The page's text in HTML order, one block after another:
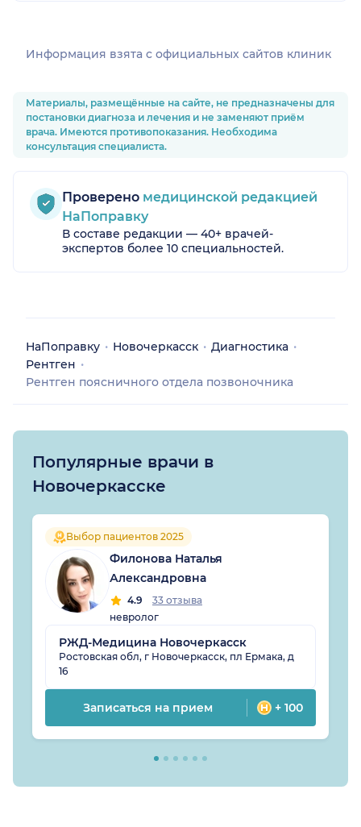
Информация взята c официальных сайтов клиник
Материалы, размещённые на сайте, не предназначены для
постановки диагноза и лечения и не заменяют приём
врача. Имеются противопоказания. Необходима
консультация специалиста.
Проверено медицинской редакцией
НаПоправку
В составе редакции — 40+ врачей-
экспертов более 10 специальностей.
НаПоправку Новочеркасск
Диагностика
Рентген
Рентген поясничного отдела позвоночника
Популярные врачи в
Новочеркасске
Выбор пациентов 2025
Филонова Наталья
Александровна
4.9
33 отзыва
невролог
РЖД-Медицина Новочеркасск
Ростовская обл, г Новочеркасск, пл Ермака, д
16
Записаться на прием + 100